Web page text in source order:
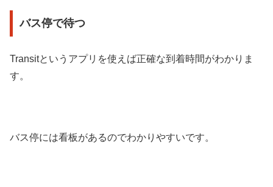
バス停で待つ
Transitというアプリを使えば正確な到着時間がわかりま
す。
バス停には看板があるのでわかりやすいです。